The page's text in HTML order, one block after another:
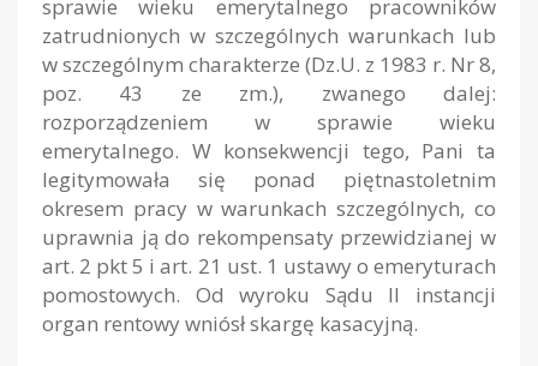
sprawie wieku emerytalnego pracowników
zatrudnionych w szczególnych warunkach lub
w szczególnym charakterze (Dz.U. z 1983 r. Nr 8,
poz. 43 ze zm.), zwanego dalej:
rozporządzeniem w sprawie wieku
emerytalnego. W konsekwencji tego, Pani ta
legitymowała się ponad piętnastoletnim
okresem pracy w warunkach szczególnych, co
uprawnia ją do rekompensaty przewidzianej w
art. 2 pkt 5 i art. 21 ust. 1 ustawy o emeryturach
pomostowych. Od wyroku Sądu II instancji
organ rentowy wniósł skargę kasacyjną.